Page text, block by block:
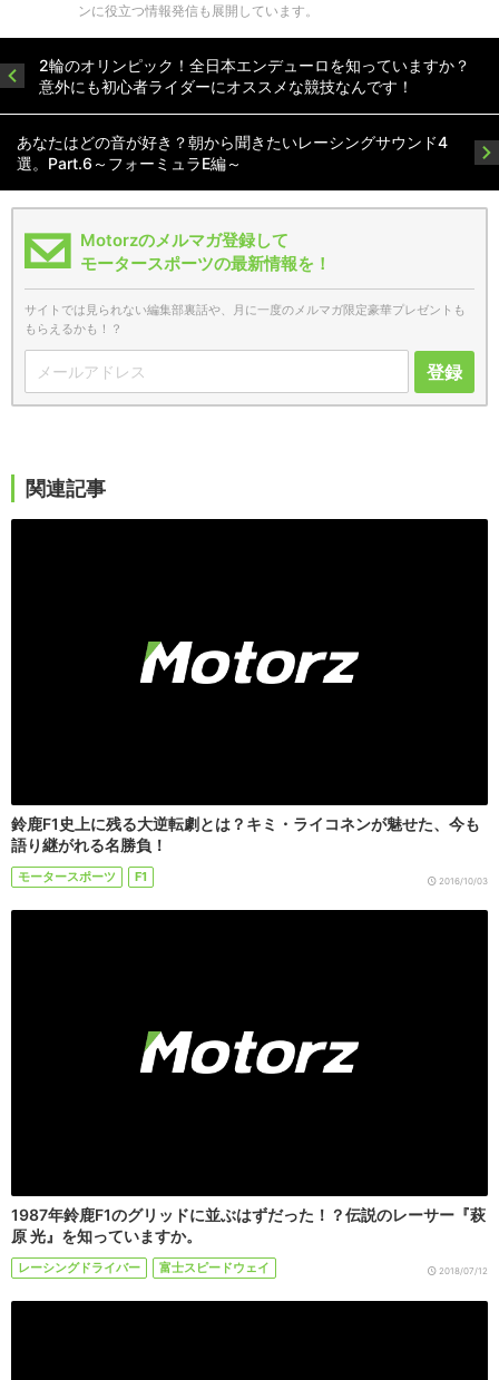
ンに役立つ情報発信も展開しています。
2輪のオリンピック！全日本エンデューロを知っていますか？
意外にも初心者ライダーにオススメな競技なんです！
あなたはどの音が好き？朝から聞きたいレーシングサウンド4
選。Part.6～フォーミュラE編～
Motorzのメルマガ登録して
モータースポーツの最新情報を！
サイトでは見られない編集部裏話や、月に一度のメルマガ限定豪華プレゼントも
もらえるかも！？
登録
関連記事
鈴鹿F1史上に残る大逆転劇とは？キミ・ライコネンが魅せた、今も
語り継がれる名勝負！
モータースポーツ F1 2016/10/03
1987年鈴鹿F1のグリッドに並ぶはずだった！？伝説のレーサー『萩
原 光』を知っていますか。
レーシングドライバー 富士スピードウェイ 2018/07/12